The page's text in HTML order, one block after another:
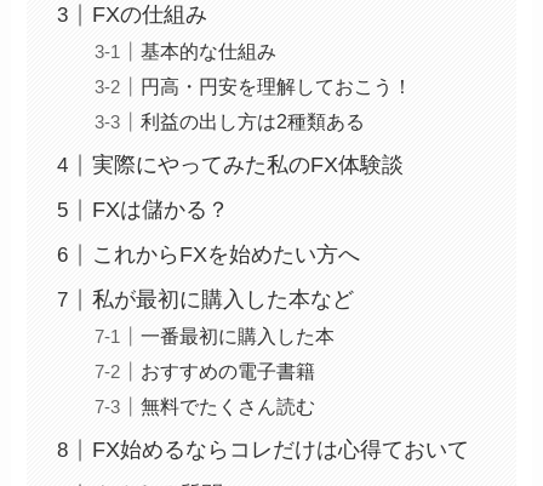
FXの仕組み
基本的な仕組み
円高・円安を理解しておこう！
利益の出し方は2種類ある
実際にやってみた私のFX体験談
FXは儲かる？
これからFXを始めたい方へ
私が最初に購入した本など
一番最初に購入した本
おすすめの電子書籍
無料でたくさん読む
FX始めるならコレだけは心得ておいて